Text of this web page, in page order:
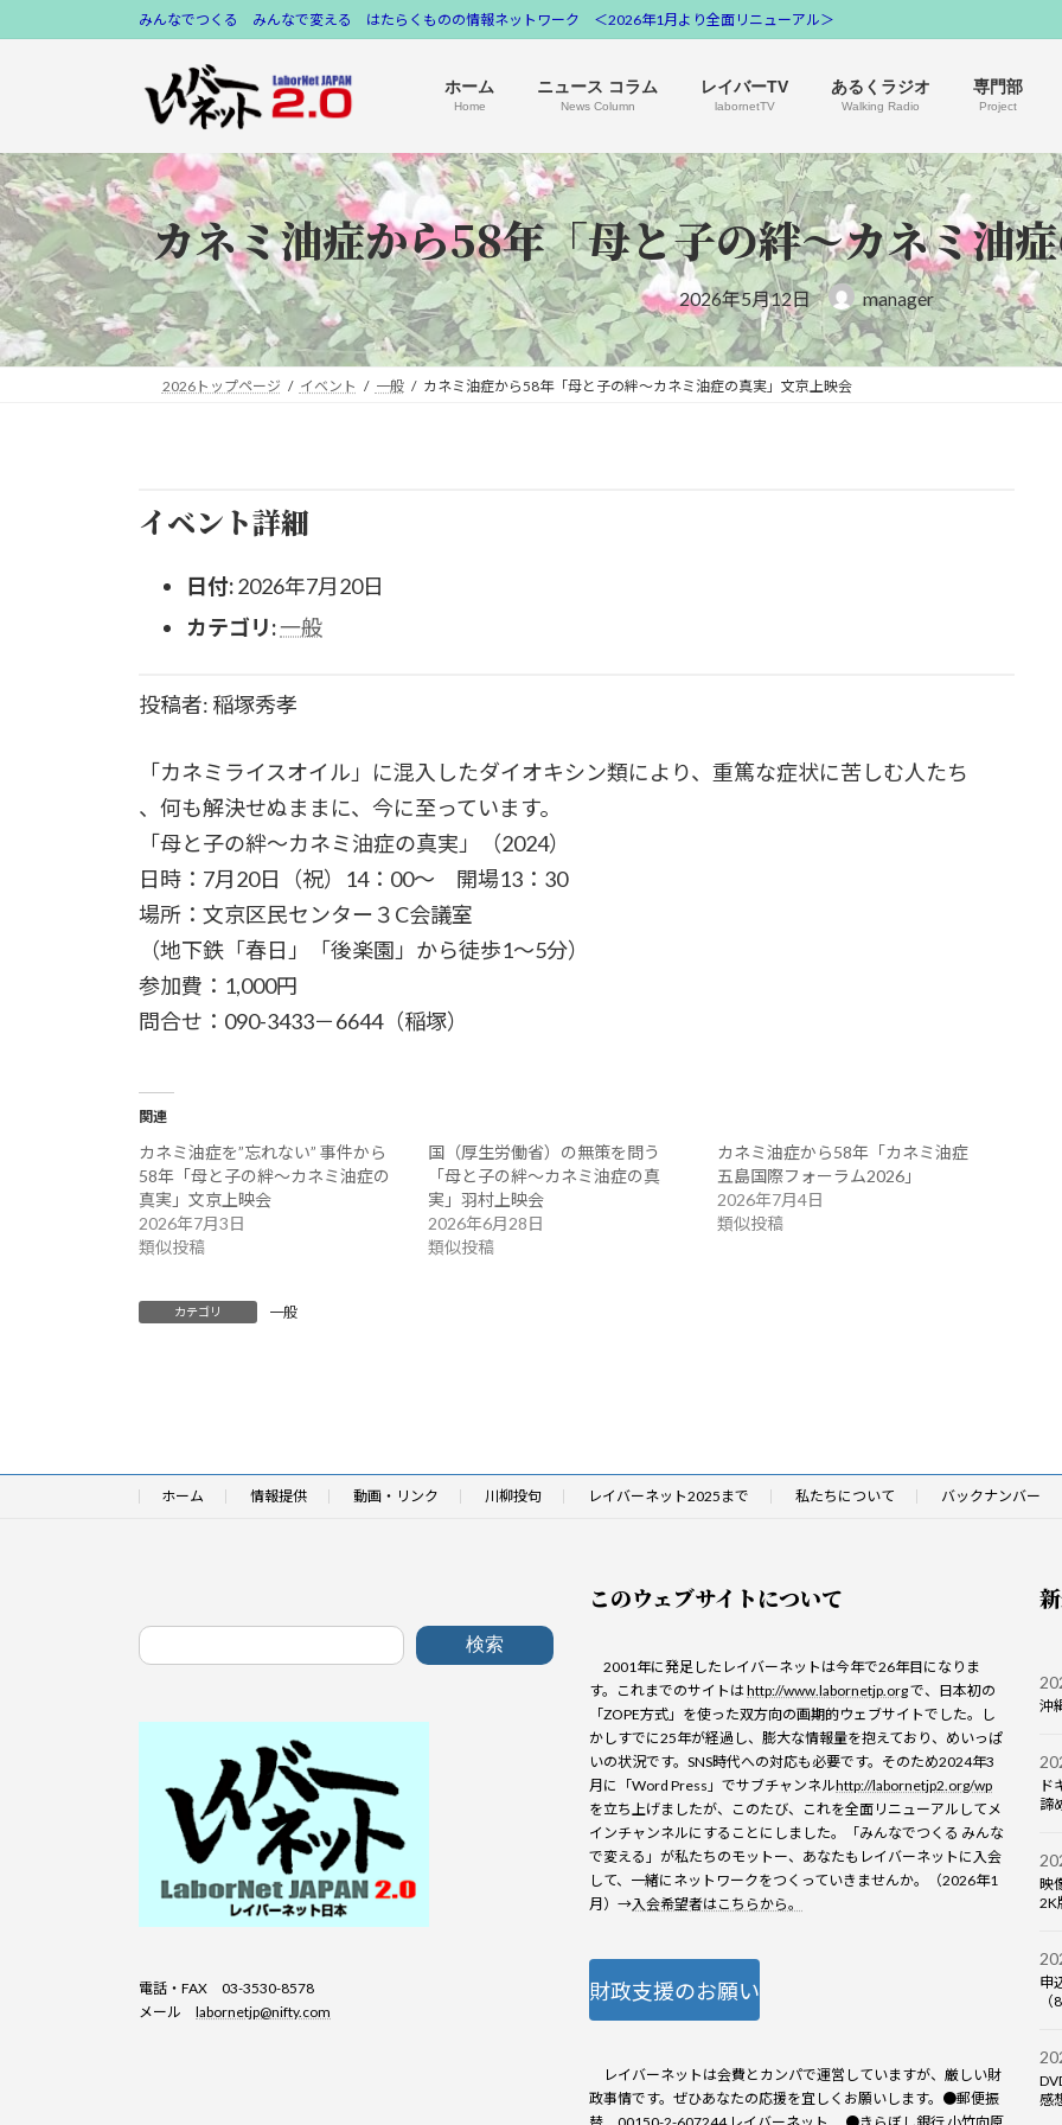
ン
へ
ス
キ
ッ
プ
ビ
ョ
ン
に
移
動
みんなでつくる みんなで変える はたらくものの情報ネットワーク ＜2026年1月より全面リニューアル＞
ホーム
Home
ニュース コラム
News Column
レイバーTV
labornetTV
あるくラジオ
Walking Radio
専門部
Project
カネミ油症から58年「母と子の絆～カネミ油
2026年5月12日 manager
2026トップページ イベント 一般 カネミ油症から58年「母と子の絆～カネミ油症の真実」文京上映会
イベント詳細
日付:2026年7月20日
カテゴリ:一般
投稿者: 稲塚秀孝
「カネミライスオイル」に混入したダイオキシン類により、重篤な症状に苦しむ人たち
、何も解決せぬままに、今に至っています。
「母と子の絆～カネミ油症の真実」（2024）
日時：7月20日（祝）14：00～ 開場13：30
場所：文京区民センター３C会議室
（地下鉄「春日」「後楽園」から徒歩1～5分）
参加費：1,000円
問合せ：090-3433－6644（稲塚）
関連
カネミ油症を”忘れない” 事件から
58年「母と子の絆～カネミ油症の
真実」文京上映会
2026年7月3日
類似投稿
国（厚生労働省）の無策を問う
「母と子の絆～カネミ油症の真
実」羽村上映会
2026年6月28日
類似投稿
カネミ油症から58年「カネミ油症
五島国際フォーラム2026」
2026年7月4日
類似投稿
カテゴリ 一般
ホーム 情報提供 動画・リンク 川柳投句 レイバーネット2025まで 私たちについて バックナンバー
検索
電話・FAX 03-3530-8578
メール labornetjp@nifty.com
このウェブサイトについて
2001年に発足したレイバーネットは今年で26年目になりま
す。これまでのサイトはhttp://www.labornetjp.orgで、日本初の
「ZOPE方式」を使った双方向の画期的ウェブサイトでした。し
かしすでに25年が経過し、膨大な情報量を抱えており、めいっぱ
いの状況です。SNS時代への対応も必要です。そのため2024年3
月に「Word Press」でサブチャンネルhttp://labornetjp2.org/wp
を立ち上げましたが、このたび、これを全面リニューアルしてメ
インチャンネルにすることにしました。「みんなでつくる みんな
で変える」が私たちのモットー、あなたもレイバーネットに入会
して、一緒にネットワークをつくっていきませんか。（2026年1
月）→入会希望者はこちらから。
財政支援のお願い
レイバーネットは会費とカンパで運営していますが、厳しい財
政事情です。ぜひあなたの応援を宜しくお願いします。●郵便振
沖
ド
諦
映
2K
申
感